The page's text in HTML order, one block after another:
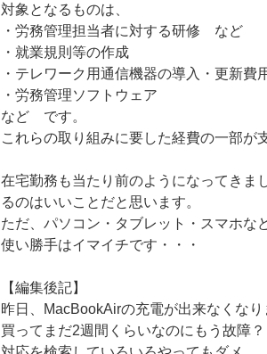
対象となるものは、
・労務管理担当者に対する研修 など
・就業規則等の作成
・テレワーク用通信機器の導入・更新費
・労務管理ソフトウェア
など です。
これらの取り組みに要した経費の一部が
在宅勤務も当たり前のようになってきま
るのはいいことだと思います。
ただ、パソコン・タブレット・スマホな
使い勝手はイマイチです・・・
【編集後記】
昨日、MacBookAirの充電が出来なくなり
買ってまだ2週間くらいなのにもう故障